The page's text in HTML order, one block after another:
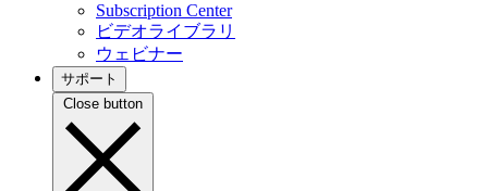
Subscription Center
ビデオライブラリ
ウェビナー
サポート
Close button